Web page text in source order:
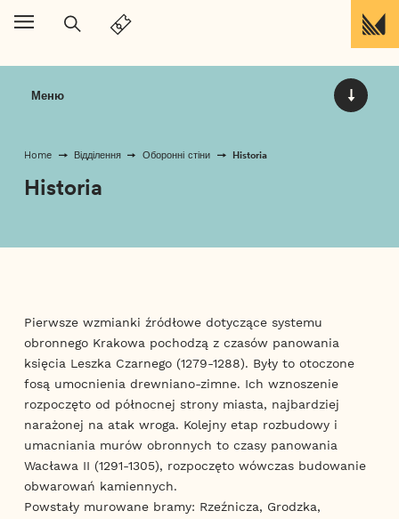
Перейти до вмісту
Меню
Home Відділення Оборонні стіни Historia
Historia
Pierwsze wzmianki źródłowe dotyczące systemu
obronnego Krakowa pochodzą z czasów panowania
księcia Leszka Czarnego (1279-1288). Były to otoczone
fosą umocnienia drewniano-zimne. Ich wznoszenie
rozpoczęto od północnej strony miasta, najbardziej
narażonej na atak wroga. Kolejny etap rozbudowy i
umacniania murów obronnych to czasy panowania
Wacława II (1291-1305), rozpoczęto wówczas budowanie
obwarowań kamiennych.
Powstały murowane bramy: Rzeźnicza, Grodzka,